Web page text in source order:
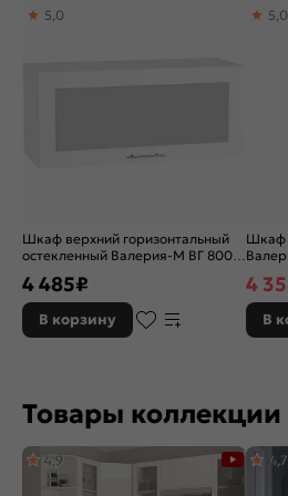
Бренд:
Шкаф верхний горизонтальный
остекленный Валерия-М ВГ 800
5,0
4 485₽
В корзину
Шкаф
5,0
4
В
Товары
4,9 4,7